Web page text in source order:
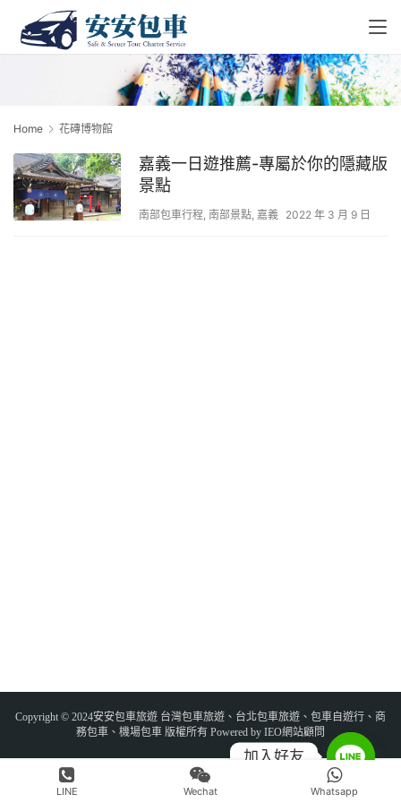
Home 花磚博物館
嘉義一日遊推薦-專屬於你的隱藏版
景點
南部包車行程 南部景點 嘉義 2022 年 3 月 9 日
Copyright © 2024安安包車旅遊 台灣包車旅遊、台北包車旅遊、包車自遊行、商
務包車、機場包車 版權所有 Powered by IEO網站顧問
LINE Wechat Whatsapp
加入好友